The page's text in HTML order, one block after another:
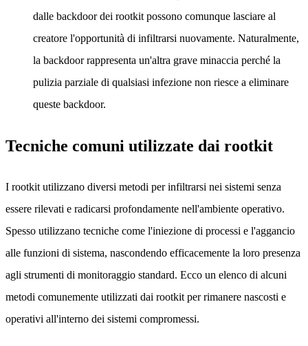
dalle backdoor dei rootkit possono comunque lasciare al
creatore l'opportunità di infiltrarsi nuovamente. Naturalmente,
la backdoor rappresenta un'altra grave minaccia perché la
pulizia parziale di qualsiasi infezione non riesce a eliminare
queste backdoor.
Tecniche comuni utilizzate dai rootkit
I rootkit utilizzano diversi metodi per infiltrarsi nei sistemi senza
essere rilevati e radicarsi profondamente nell'ambiente operativo.
Spesso utilizzano tecniche come l'iniezione di processi e l'aggancio
alle funzioni di sistema, nascondendo efficacemente la loro presenza
agli strumenti di monitoraggio standard. Ecco un elenco di alcuni
metodi comunemente utilizzati dai rootkit per rimanere nascosti e
operativi all'interno dei sistemi compromessi.